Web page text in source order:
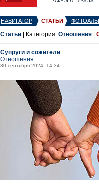
НАВИГАТОР СТАТЬИ
Статьи | Категория: Отношения
Супруги и сожители
Отношения
30 сентября 2024, 14:34